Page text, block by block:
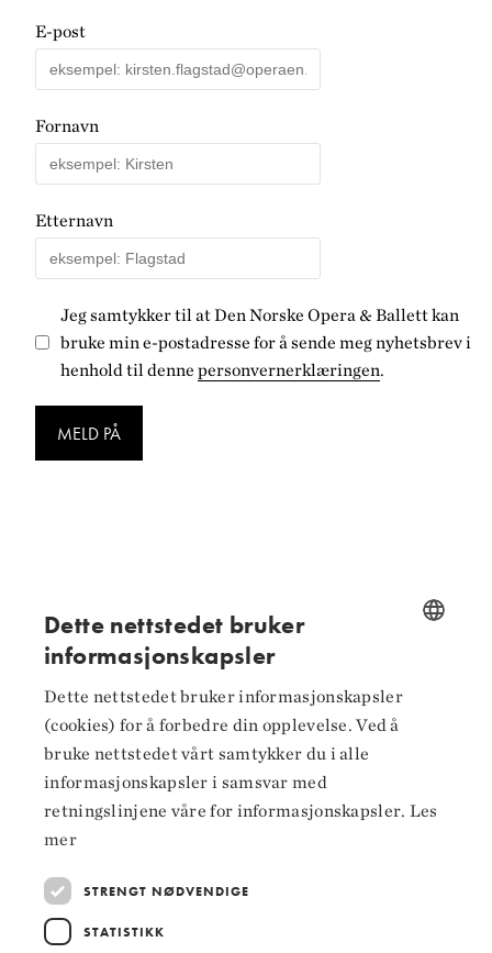
E-post
Fornavn
Etternavn
Jeg samtykker til at Den Norske Opera & Ballett kan
bruke min e-postadresse for å sende meg nyhetsbrev i
henhold til denne personvernerklæringen.
MELD PÅ
Facebook
Instagram
LinkedIn
ENGLISH
Dette nettstedet bruker
informasjonskapsler
Dette nettstedet bruker informasjonskapsler
(cookies) for å forbedre din opplevelse. Ved å
bruke nettstedet vårt samtykker du i alle
informasjonskapsler i samsvar med
retningslinjene våre for informasjonskapsler. Les
mer
STRENGT NØDVENDIGE
STATISTIKK